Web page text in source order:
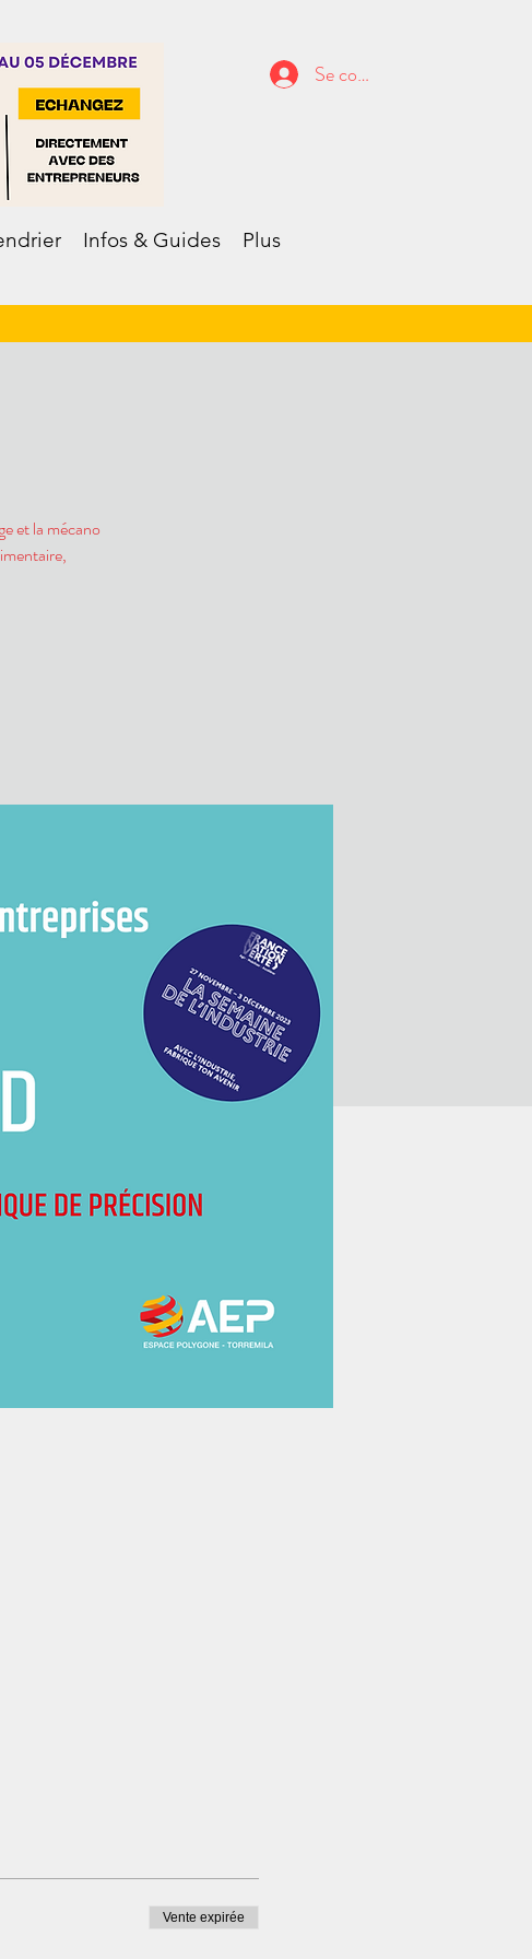
Se connecter
Infos & Guides Plus
et la mécano
Vente expirée